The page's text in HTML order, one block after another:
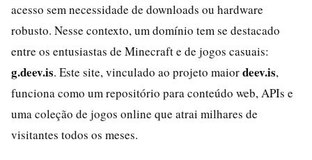
acesso sem necessidade de downloads ou hardware
robusto. Nesse contexto, um domínio tem se destacado
entre os entusiastas de Minecraft e de jogos casuais:
g.deev.is. Este site, vinculado ao projeto maiordeev.is,
funciona como um repositório para conteúdo web, APIs e
uma coleção de jogos online que atrai milhares de
visitantes todos os meses.